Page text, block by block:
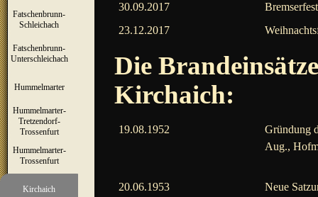
Fatschenbrunn-
Schleichach
Fatschenbrunn-
Unterschleichach
Hummelmarter ▼
Hummelmarter-
Tretzendorf-
Trossenfurt
Hummelmarter-
Trossenfurt
Kirchaich ▼
30.09.2017
23.12.2017
Die
Kirchaich:
19.08.1952
Gründung
Aug.,
20.06.1953
Neue